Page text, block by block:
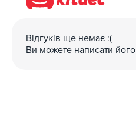
Кредитними картками VISA,
На товар діє гарантія,
постачальником, а
Відгуків ще немає :(
Ви можете написати